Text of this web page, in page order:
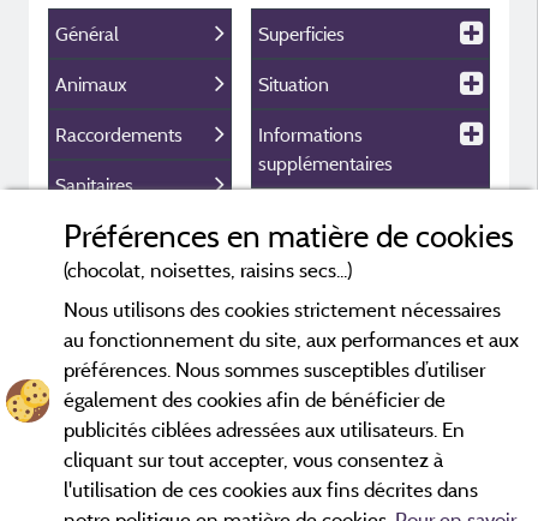
Général
Animaux
Raccordements
Sanitaires
Equipement
multimédia
Equipement
extérieur
Parking
Superficies
Situation
Informations
supplémentaires
Préférences en matière de cookies
(chocolat, noisettes, raisins secs...)
Nous utilisons des cookies strictement nécessaires
au fonctionnement du site, aux performances et aux
préférences. Nous sommes susceptibles d’utiliser
également des cookies afin de bénéficier de
publicités ciblées adressées aux utilisateurs. En
cliquant sur tout accepter, vous consentez à
l'utilisation de ces cookies aux fins décrites dans